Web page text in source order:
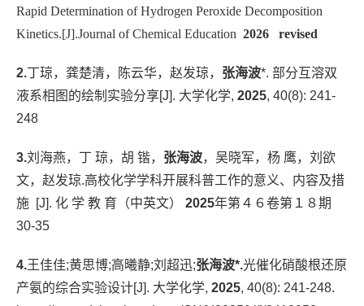
Rapid Determination of Hydrogen Peroxide Decomposition
Kinetics.[J].Journal of Chemical Education 2026 revised
2.丁琼，龚楚清，陈云华，赵发琼， 张海波*. 部分互溶双
液系相图的绘制实验分享[J]. 大学化学, 2025, 40(8): 241-
248
3.刘海燕，丁 琼，胡 锴， 张海波，吴晓军，杨 鹰，刘欲
文，赵发琼.高校化学学科开展科普工作的意义、内容及措
施 [J]. 化 学 教 育（中英文） 2025年第４６卷第１８期
30-35
4.王佳佳;黄思博;高曦静;刘超迅;张海波*.光催化硝酸根还原
产氨的综合实验设计[J]. 大学化学, 2025, 40(8): 241-248.